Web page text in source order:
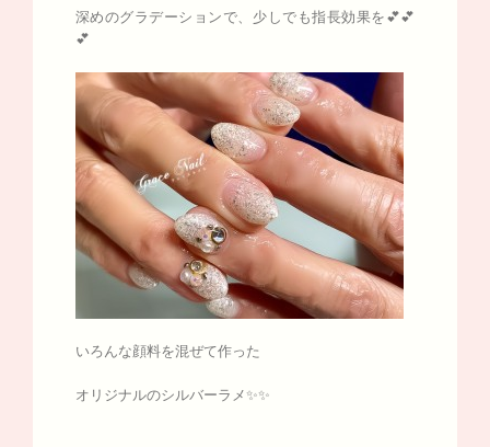
深めのグラデーションで、少しでも指長効果を💕💕
💕
いろんな顔料を混ぜて作った
オリジナルのシルバーラメ✨✨